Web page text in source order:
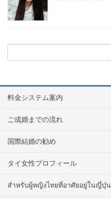
料金システム案内
ご成婚までの流れ
国際結婚の勧め
タイ女性プロフィール
สำหรับผู้หญิงไทยที่อาศัยอยู่ในญี่ปุ่น